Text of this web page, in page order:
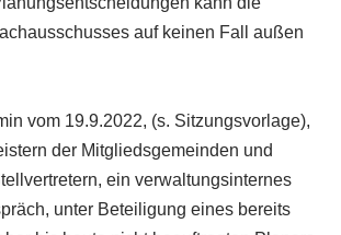
auf keinen Fall außen
vom 19.9.2022, (s. Sitzungsvorlage),
der Mitgliedsgemeinden und
ein verwaltungsinternes
unter Beteiligung eines bereits